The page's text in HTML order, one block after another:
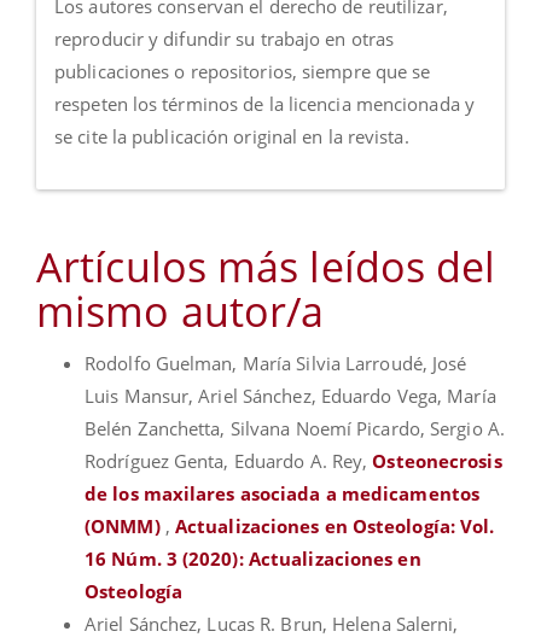
Los autores conservan el derecho de reutilizar,
reproducir y difundir su trabajo en otras
publicaciones o repositorios, siempre que se
respeten los términos de la licencia mencionada y
se cite la publicación original en la revista.
Artículos más leídos del
mismo autor/a
Rodolfo Guelman, María Silvia Larroudé, José
Luis Mansur, Ariel Sánchez, Eduardo Vega, María
Belén Zanchetta, Silvana Noemí Picardo, Sergio A.
Rodríguez Genta, Eduardo A. Rey,Osteonecrosis
de los maxilares asociada a medicamentos
(ONMM) , Actualizaciones en Osteología: Vol.
16 Núm. 3 (2020): Actualizaciones en
Osteología
Ariel Sánchez, Lucas R. Brun, Helena Salerni,